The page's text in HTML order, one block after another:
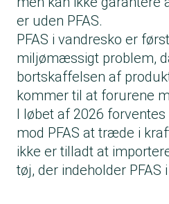
er uden PFAS.
PFAS i vandresko er
miljømæssigt problem,
bortskaffelsen af
kommer til at forurene
I løbet af 2026
mod PFAS at træde i
ikke er tilladt at
tøj, der indeholder PFAS